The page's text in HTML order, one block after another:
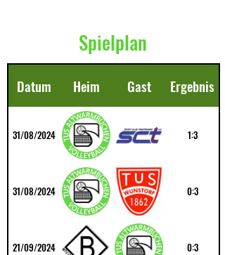
Spielplan
Datum Heim Gast Ergebnis
31/08/2024 1:3
31/08/2024 0:3
21/09/2024 0:3